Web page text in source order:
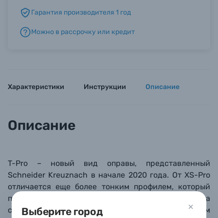
Выберите город
Б/У фототехника (Комиссионные товары)
Гарантия производителя 1 год
Можно в рассрочку или кредит
Характеристики Инструкции Описание
Описание
T-Pro – новый вид оправы, представленный
Schneider Kreuznach в начале 2020 года. От XS-Pro
отличается еще более тонким профилем, который
позволяет использовать светофильтры даже на
сверхширокоугольных объективах (от 18 мм в 35-мм